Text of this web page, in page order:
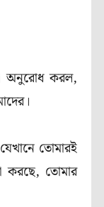
অনুরোধ করল,
তোমারই
করছে, তোমার